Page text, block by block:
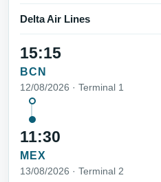
Delta Air Lines
15:15
BCN
12/08/2026 · Terminal 1
11:30
MEX
13/08/2026 · Terminal 2